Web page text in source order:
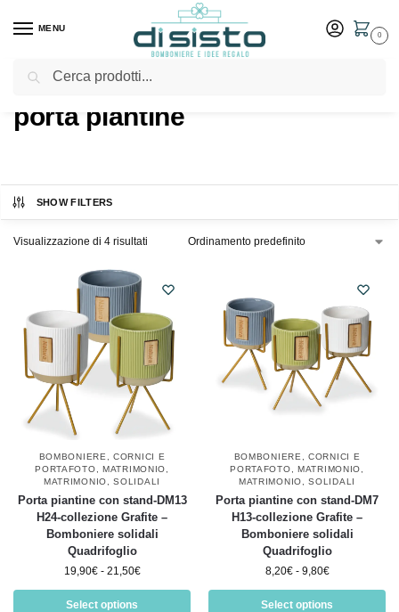
MENU
0
Home Shop Prodotti taggati “porta piantine”
porta piantine
SHOW FILTERS
Visualizzazione di 4 risultati
BOMBONIERE ,CORNICI E
PORTAFOTO
MATRIMONIO
MATRIMONIO ,SOLIDALI
Porta piantine con stand-DM13
H24-collezione Grafite –
Bomboniere solidali
Quadrifoglio
19,90€ - 21,50€
Select options
BOMBONIERE ,CORNICI E
PORTAFOTO
MATRIMONIO
MATRIMONIO ,SOLIDALI
Porta piantine con stand-DM7
H13-collezione Grafite –
Bomboniere solidali
Quadrifoglio
8,20€ - 9,80€
Select options